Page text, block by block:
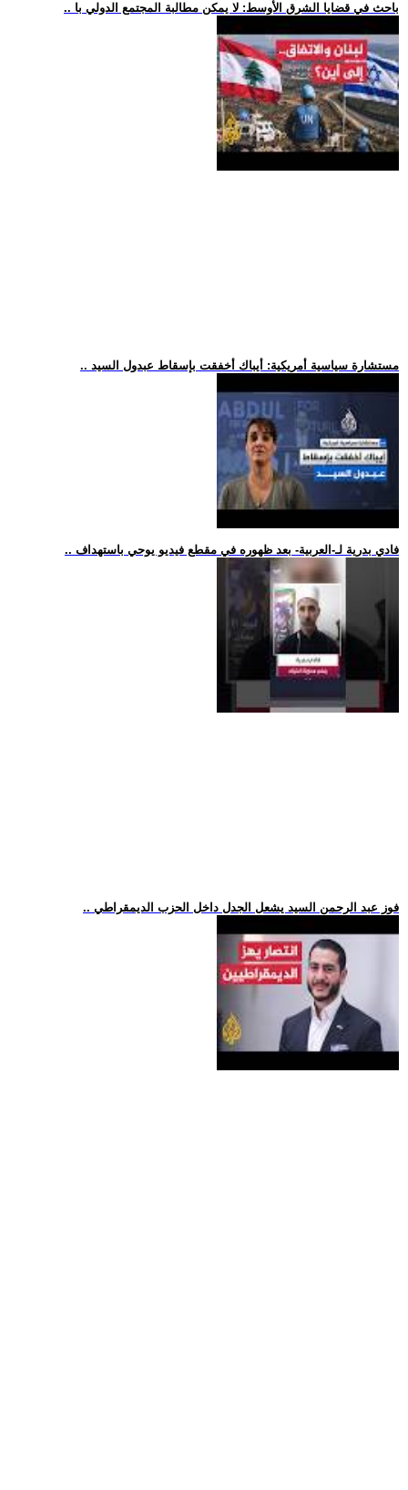
.. باحث في قضايا الشرق الأوسط: لا يمكن مطالبة المجتمع الدولي با
.. مستشارة سياسية أمريكية: أيباك أخفقت بإسقاط عبدول السيد
.. فادي بدرية لـ-العربية- بعد ظهوره في مقطع فيديو يوحي باستهداف
.. فوز عبد الرحمن السيد يشعل الجدل داخل الحزب الديمقراطي